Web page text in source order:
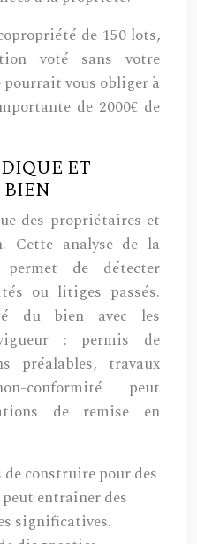
de 150 lots,
voté sans votre
pourrait vous obliger à
de 2000€ de
ET
des propriétaires et
Cette analyse de la
de détecter
ou litiges passés.
du bien avec les
: permis de
préalables, travaux
conformité peut
de remise en
de construire pour des
entraîner des
significatives.